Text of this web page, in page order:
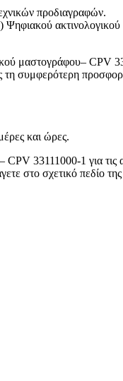
προδιαγραφών.
μαστογράφου– CPV
τη συμφερότερη
και ώρες.
33111000-1 για τις
στο σχετικό πεδίο της